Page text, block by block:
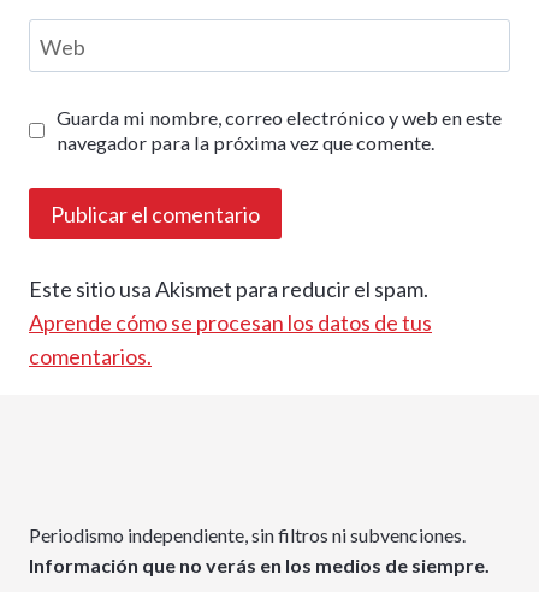
Web
Guarda mi nombre, correo electrónico y web en este
navegador para la próxima vez que comente.
Este sitio usa Akismet para reducir el spam.
Aprende cómo se procesan los datos de tus
comentarios.
Periodismo independiente, sin filtros ni subvenciones.
Información que no verás en los medios de siempre.